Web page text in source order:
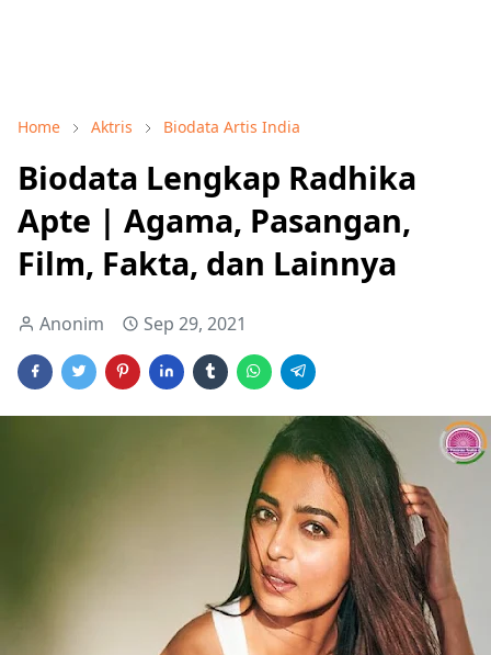
Home Aktris Biodata Artis India
Biodata Lengkap Radhika
Apte | Agama, Pasangan,
Film, Fakta, dan Lainnya
Anonim Sep 29, 2021